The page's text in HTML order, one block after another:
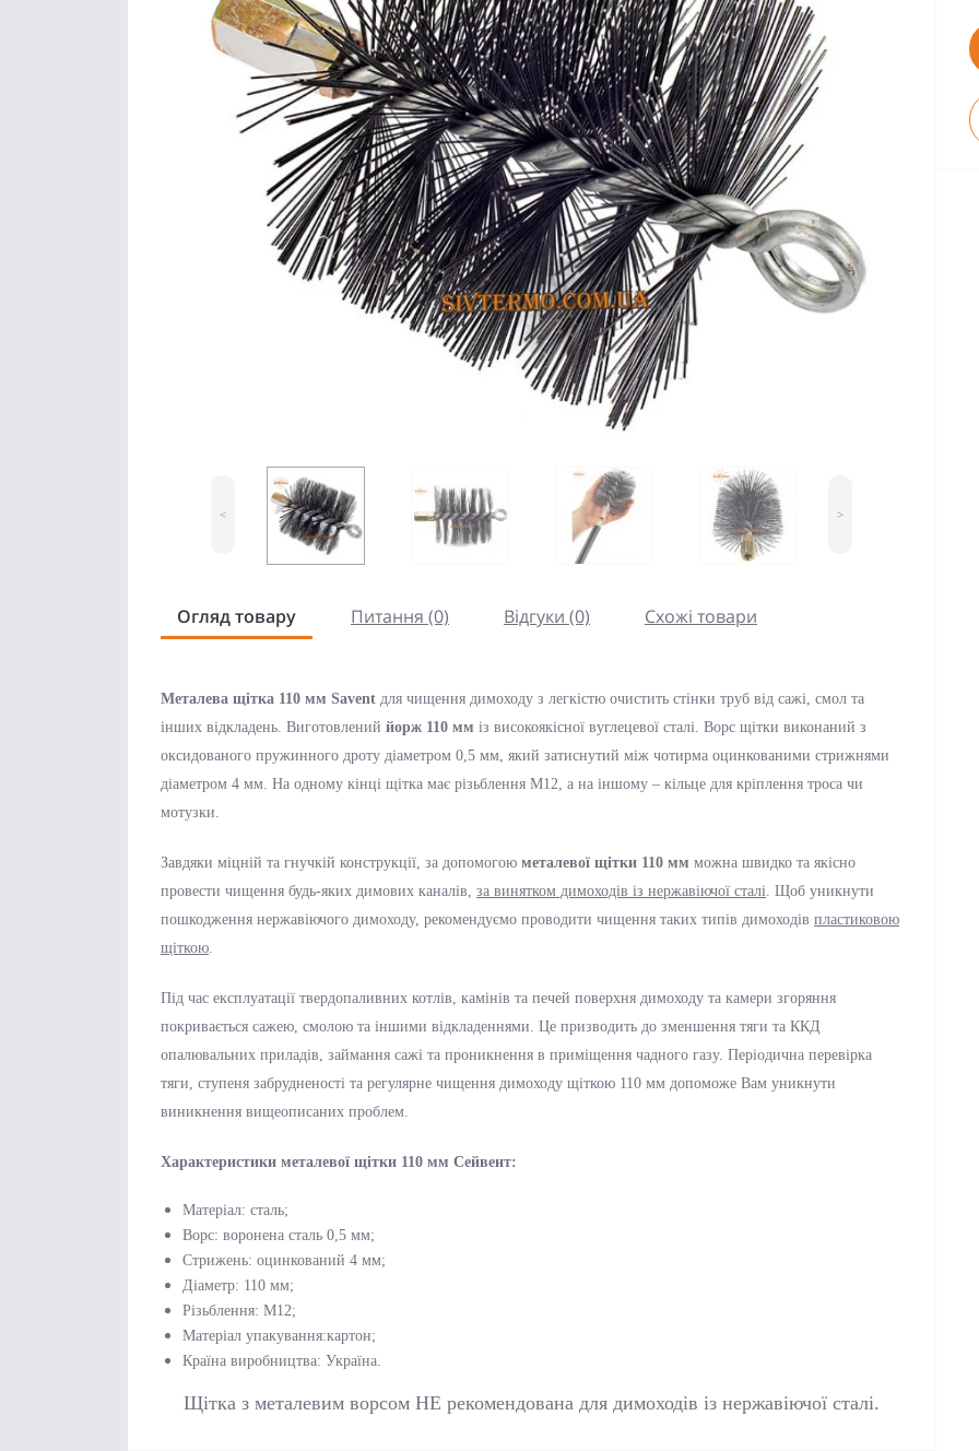
< >
Огляд товару Питання (0) Відгуки (0) Схожі товари
Металева щітка 110 мм Savent для чищення димоходу з легкістю очистить стінки труб від сажі, смол та
інших відкладень. Виготовлений йорж 110 мм із високоякісної вуглецевої сталі. Ворс щітки виконаний з
оксидованого пружинного дроту діаметром 0,5 мм, який затиснутий між чотирма оцинкованими стрижнями
діаметром 4 мм. На одному кінці щітка має різьблення М12, а на іншому – кільце для кріплення троса чи
мотузки.
Завдяки міцній та гнучкій конструкції, за допомогою металевої щітки 110 мм можна швидко та якісно
провести чищення будь-яких димових каналів, за винятком димоходів із нержавіючої сталі. Щоб уникнути
пошкодження нержавіючого димоходу, рекомендуємо проводити чищення таких типів димоходів пластиковою
щіткою.
Під час експлуатації твердопаливних котлів, камінів та печей поверхня димоходу та камери згоряння
покривається сажею, смолою та іншими відкладеннями. Це призводить до зменшення тяги та ККД
опалювальних приладів, займання сажі та проникнення в приміщення чадного газу. Періодична перевірка
тяги, ступеня забрудненості та регулярне чищення димоходу щіткою 110 мм допоможе Вам уникнути
виникнення вищеописаних проблем.
Характеристики металевої щітки 110 мм Сейвент:
Матеріал: сталь;
Ворс: воронена сталь 0,5 мм;
Стрижень: оцинкований 4 мм;
Діаметр: 110 мм;
Різьблення: М12;
Матеріал упакування:картон;
Країна виробництва: Україна.
Щітка з металевим ворсом НЕ рекомендована для димоходів із нержавіючої сталі.